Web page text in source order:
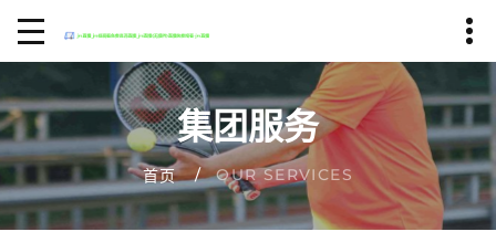
集团服务
首页 OUR SERVICES